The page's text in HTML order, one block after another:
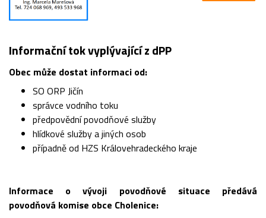
Informační tok vyplývající z dPP
Obec může dostat informaci od:
SO ORP Jičín
správce vodního toku
předpovědní povodňové služby
hlídkové služby a jiných osob
případně od HZS Královehradeckého kraje
Informace o vývoji povodňové situace předává
povodňová komise obce Cholenice: